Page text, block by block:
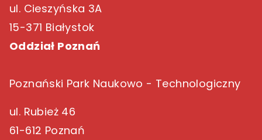
ul. Cieszyńska 3A
15-371 Białystok
Oddział Poznań
Poznański Park Naukowo - Technologiczny
ul. Rubież 46
61-612 Poznań